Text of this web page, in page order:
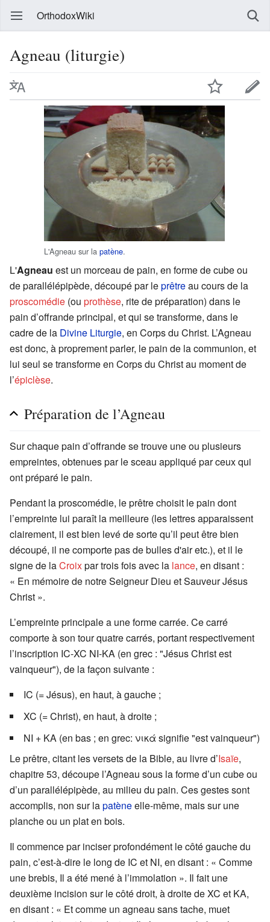
OrthodoxWiki
Agneau (liturgie)
L'Agneau sur la patène.
L'Agneau est un morceau de pain, en forme de cube ou
de parallélépipède, découpé par leprêtreau cours de la
proscomédie (ou prothèse, rite de préparation) dans le
pain d’offrande principal, et qui se transforme, dans le
cadre de la Divine Liturgie, en Corps du Christ. L’Agneau
est donc, à proprement parler, le pain de la communion, et
lui seul se transforme en Corps du Christ au moment de
l’épiclèse.
Préparation de l’Agneau
Sur chaque pain d’offrande se trouve une ou plusieurs
empreintes, obtenues par le sceau appliqué par ceux qui
ont préparé le pain.
Pendant la proscomédie, le prêtre choisit le pain dont
l’empreinte lui paraît la meilleure (les lettres apparaissent
clairement, il est bien levé de sorte qu’il peut être bien
découpé, il ne comporte pas de bulles d'air etc.), et il le
signe de laCroixpar trois fois avec la lance, en disant :
« En mémoire de notre Seigneur Dieu et Sauveur Jésus
Christ ».
L’empreinte principale a une forme carrée. Ce carré
comporte à son tour quatre carrés, portant respectivement
l’inscription IC-XC NI-KA (en grec : "Jésus Christ est
vainqueur"), de la façon suivante :
IC (= Jésus), en haut, à gauche ;
XC (= Christ), en haut, à droite ;
NI + KA (en bas ; en grec: νικά signifie "est vainqueur")
Le prêtre, citant les versets de la Bible, au livre d’Isaïe,
chapitre 53, découpe l’Agneau sous la forme d’un cube ou
d’un parallélépipède, au milieu du pain. Ces gestes sont
accomplis, non sur lapatèneelle-même, mais sur une
planche ou un plat en bois.
Il commence par inciser profondément le côté gauche du
pain, c’est-à-dire le long de IC et NI, en disant : « Comme
une brebis, Il a été mené à l’immolation ». Il fait une
deuxième incision sur le côté droit, à droite de XC et KA,
en disant : « Et comme un agneau sans tache, muet